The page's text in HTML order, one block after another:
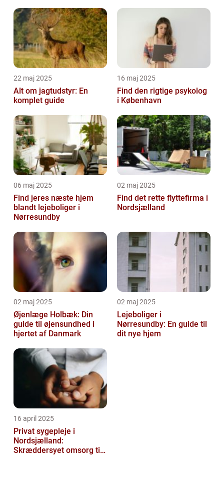
22 maj 2025
Alt om jagtudstyr: En
komplet guide
16 maj 2025
Find den rigtige psykolog
i København
06 maj 2025
Find jeres næste hjem
blandt lejeboliger i
Nørresundby
02 maj 2025
Find det rette flyttefirma i
Nordsjælland
02 maj 2025
Øjenlæge Holbæk: Din
guide til øjensundhed i
hjertet af Danmark
02 maj 2025
Lejeboliger i
Nørresundby: En guide til
dit nye hjem
16 april 2025
Privat sygepleje i
Nordsjælland:
Skræddersyet omsorg til